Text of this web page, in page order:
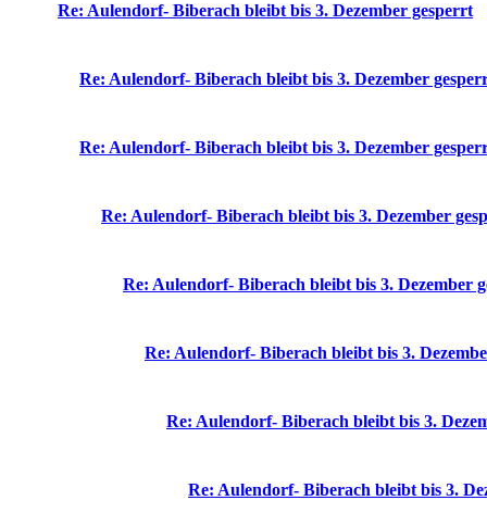
Re: Aulendorf- Biberach bleibt bis 3. Dezember gesperrt
Re: Aulendorf- Biberach bleibt bis 3. Dezember
Re: Aulendorf- Biberach bleibt bis 3. Dezember
Re: Aulendorf- Biberach bleibt bis 3. Dezember
Re: Aulendorf- Biberach bleibt bis 3. Dezember
Re: Aulendorf- Biberach bleibt bis 3.
Re: Aulendorf- Biberach bleibt bis 3.
Re: Aulendorf- Biberach bleibt bis 3.